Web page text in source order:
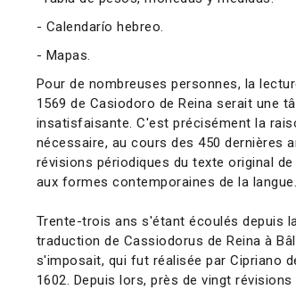
- Calendarío hebreo.
- Mapas.
Pour de nombreuses personnes, la
1569 de Casiodoro de Reina serait une
insatisfaisante. C'est précisément la
nécessaire, au cours des 450 dernières
révisions périodiques du texte original
aux formes contemporaines de la langue.
Trente-trois ans s'étant écoulés depuis
traduction de Cassiodorus de Reina à
s'imposait, qui fut réalisée par Cipriano
1602. Depuis lors, près de vingt